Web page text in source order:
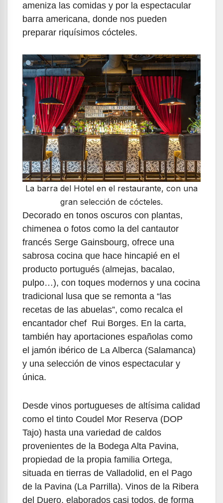
ameniza las comidas y por la espectacular
barra americana, donde nos pueden
preparar riquísimos cócteles.
La barra del Hotel en el restaurante, con una
gran selección de cócteles.
Decorado en tonos oscuros con plantas,
chimenea o fotos como la del cantautor
francés Serge Gainsbourg, ofrece una
sabrosa cocina que hace hincapié en el
producto portugués (almejas, bacalao,
pulpo…), con toques modernos y una cocina
tradicional lusa que se remonta a “las
recetas de las abuelas”, como recalca el
encantador chef Rui Borges. En la carta,
también hay aportaciones españolas como
el jamón ibérico de La Alberca (Salamanca)
y una selección de vinos espectacular y
única.
Desde vinos portugueses de altísima calidad
como el tinto Coudel Mor Reserva (DOP
Tajo) hasta una variedad de caldos
provenientes de la Bodega Alta Pavina,
propiedad de la propia familia Ortega,
situada en tierras de Valladolid, en el Pago
de la Pavina (La Parrilla). Vinos de la Ribera
del Duero, elaborados casi todos, de forma